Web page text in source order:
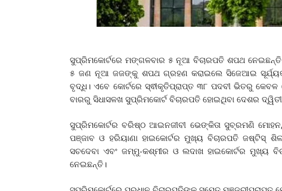
ସୁପ୍ରିମକୋର୍ଟରେ ମଙ୍ଗଳବାର ୫ ନୂଆ ବିଚାରପତି ଶପଥ
୫ ଜଣ ନୂଆ ଜଜଙ୍କୁ ଶପଥ ଗ୍ରହଣ କରାଇଲେ ସିଜେଆଇ
ବୃଦ୍ଧି। ଏବେ କୋର୍ଟରେ ସ୍ଵୀକୃତିପ୍ରାପ୍ତ ୩୮ ପଦବୀ ଭିତରୁ
ବାରରୁ ସିଧାସଳଖ ସୁପ୍ରିମକୋର୍ଟ ବିଚାରପତି ହୋଇଥିବା ଦେଶର
ସୁପ୍ରିମକୋର୍ଟର ବରିଷ୍ଠ ଆଇନଜୀବୀ ଭେଙ୍କିତା ସୁବ୍ରମଣି
ପଞ୍ଜାବ ଓ ହରିୟାଣା ହାଇକୋର୍ଟର ମୁଖ୍ୟ ବିଚାରପତି ଜଷ୍ଟିସ୍‌
ସଚଦେବା ଏବଂ ଜମ୍ମୁ-କଶ୍ମୀର ଓ ଲଦାଖ ହାଇକୋର୍ଟର ମୁଖ୍ୟ
ନେଇଛନ୍ତି।